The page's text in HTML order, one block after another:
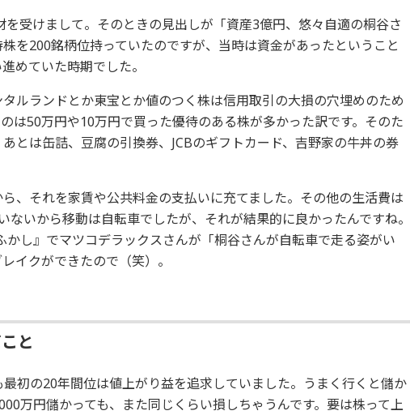
受けまして。そのときの見出しが「資産3億円、悠々自適の桐谷さ
を200銘柄位持っていたのですが、当時は資金があったということ
めていた時期でした。
ルランドとか東宝とか値のつく株は信用取引の大損の穴埋めのため
は50万円や10万円で買った優待のある株が多かった訳です。そのた
とは缶詰、豆腐の引換券、JCBのギフトカード、吉野家の牛丼の券
、それを家賃や公共料金の支払いに充てました。その他の生活費は
ないから移動は自転車でしたが、それが結果的に良かったんですね。
し』でマツコデラックスさんが「桐谷さんが自転車で走る姿がい
イクができたので（笑）。
と
初の20年間位は値上がり益を追求していました。うまく行くと儲か
万円儲かっても、また同じくらい損しちゃうんです。要は株って上